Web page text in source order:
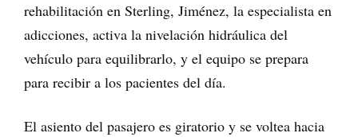
rehabilitación en Sterling, Jiménez, la especialista en
adicciones, activa la nivelación hidráulica del
vehículo para equilibrarlo, y el equipo se prepara
para recibir a los pacientes del día.
El asiento del pasajero es giratorio y se voltea hacia